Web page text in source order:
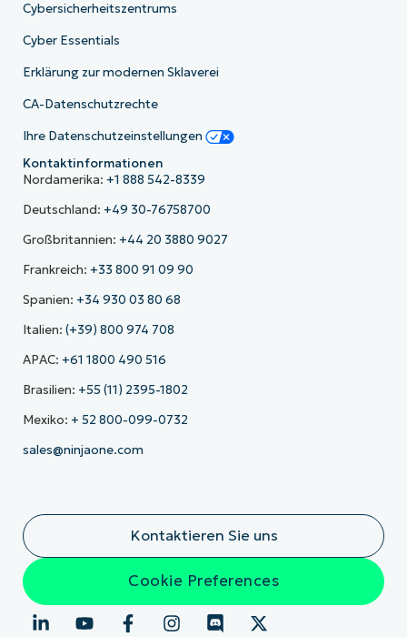
Cybersicherheitszentrums
Cyber Essentials
Erklärung zur modernen Sklaverei
CA-Datenschutzrechte
Ihre Datenschutzeinstellungen
Kontaktinformationen
Nordamerika: +1 888 542-8339
Deutschland: +49 30-76758700
Großbritannien: +44 20 3880 9027
Frankreich: +33 800 91 09 90
Spanien: +34 930 03 80 68
Italien: (+39) 800 974 708
APAC: +61 1800 490 516
Brasilien: +55 (11) 2395-1802
Mexiko: + 52 800-099-0732
sales@ninjaone.com
Kontaktieren Sie uns
Cookie Preferences